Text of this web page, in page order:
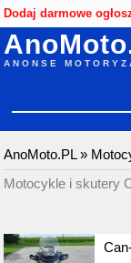
Dodaj darmowe
ANONSE
AnoMoto.PL»
Motocykle i skutery